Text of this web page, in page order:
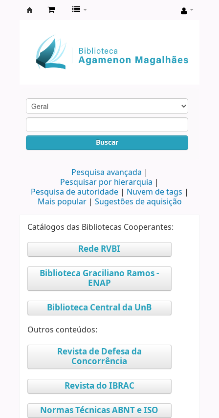
Agamenon
Magalhães
Buscar
Pesquisa avançada
Pesquisar por hierarquia
Pesquisa de autoridade
Nuvem de tags
Mais popular
Sugestões de aquisição
Catálogos das Bibliotecas Cooperantes:
Rede RVBI
Biblioteca Graciliano Ramos -
ENAP
Biblioteca Central da UnB
Outros conteúdos:
Revista de Defesa da
Concorrência
Revista do IBRAC
Normas Técnicas ABNT e ISO